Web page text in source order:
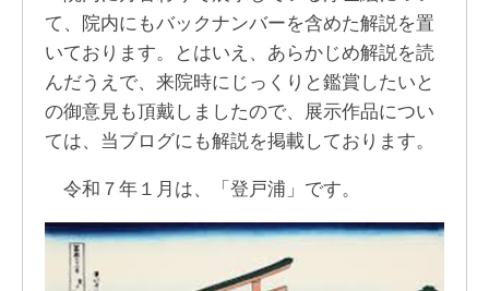
て、院内にもバックナンバーを含めた解説を置
いております。とはいえ、あらかじめ解説を読
んだうえで、来院時にじっくりと鑑賞したいと
の御意見も頂戴しましたので、展示作品につい
ては、当ブログにも解説を掲載しております。
令和７年１月は、「登戸浦」です。